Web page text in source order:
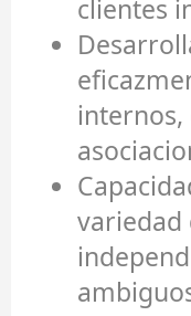
clientes
internos,
variedad